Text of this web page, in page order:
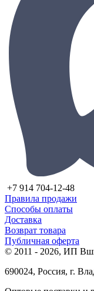
+7 914 704-12-48
Правила продажи
Способы оплаты
Доставка
Возврат товара
Публичная оферта
© 2011 - 2026, ИП
690024, Россия, г.